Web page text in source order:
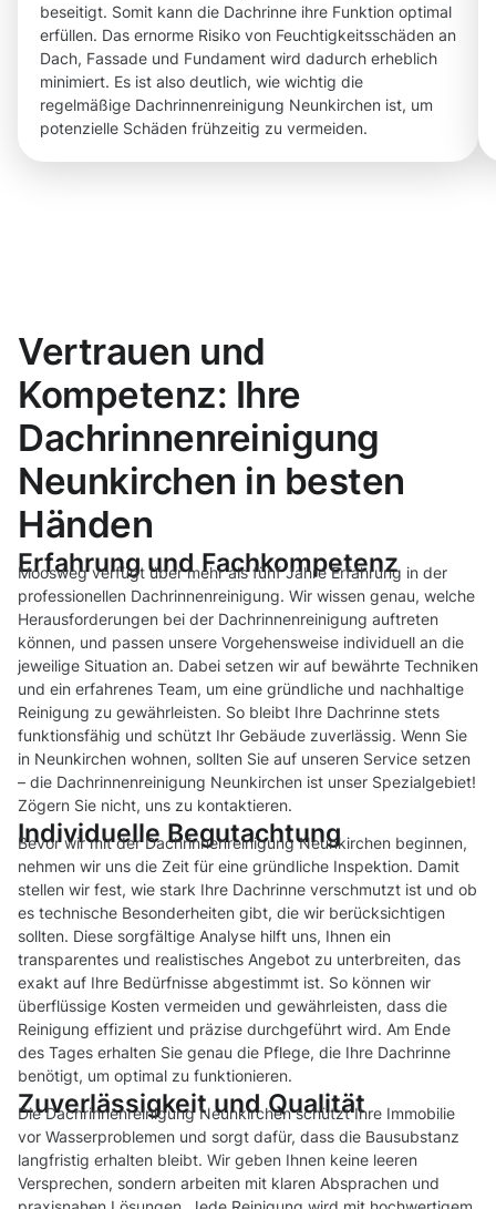
beseitigt. Somit kann die Dachrinne ihre Funktion optimal
erfüllen. Das ernorme Risiko von Feuchtigkeitsschäden an
Dach, Fassade und Fundament wird dadurch erheblich
minimiert. Es ist also deutlich, wie wichtig die
regelmäßige Dachrinnenreinigung Neunkirchen ist, um
potenzielle Schäden frühzeitig zu vermeiden.
Vertrauen und
Kompetenz: Ihre
Dachrinnenreinigung
Neunkirchen in besten
Händen
Erfahrung und Fachkompetenz
Moosweg verfügt über mehr als fünf Jahre Erfahrung in der
professionellen Dachrinnenreinigung. Wir wissen genau, welche
Herausforderungen bei der Dachrinnenreinigung auftreten
können, und passen unsere Vorgehensweise individuell an die
jeweilige Situation an. Dabei setzen wir auf bewährte Techniken
und ein erfahrenes Team, um eine gründliche und nachhaltige
Reinigung zu gewährleisten. So bleibt Ihre Dachrinne stets
funktionsfähig und schützt Ihr Gebäude zuverlässig. Wenn Sie
in Neunkirchen wohnen, sollten Sie auf unseren Service setzen
– die Dachrinnenreinigung Neunkirchen ist unser Spezialgebiet!
Zögern Sie nicht, uns zu kontaktieren.
Individuelle Begutachtung
Bevor wir mit der Dachrinnenreinigung Neunkirchen beginnen,
nehmen wir uns die Zeit für eine gründliche Inspektion. Damit
stellen wir fest, wie stark Ihre Dachrinne verschmutzt ist und ob
es technische Besonderheiten gibt, die wir berücksichtigen
sollten. Diese sorgfältige Analyse hilft uns, Ihnen ein
transparentes und realistisches Angebot zu unterbreiten, das
exakt auf Ihre Bedürfnisse abgestimmt ist. So können wir
überflüssige Kosten vermeiden und gewährleisten, dass die
Reinigung effizient und präzise durchgeführt wird. Am Ende
des Tages erhalten Sie genau die Pflege, die Ihre Dachrinne
benötigt, um optimal zu funktionieren.
Zuverlässigkeit und Qualität
Die Dachrinnenreinigung Neunkirchen schützt Ihre Immobilie
vor Wasserproblemen und sorgt dafür, dass die Bausubstanz
langfristig erhalten bleibt. Wir geben Ihnen keine leeren
Versprechen, sondern arbeiten mit klaren Absprachen und